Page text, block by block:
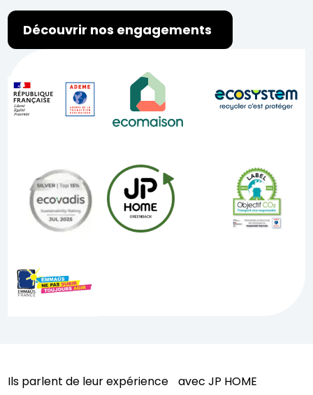
Découvrir nos engagements
Ils parlent de leur expérience avec JP HOME